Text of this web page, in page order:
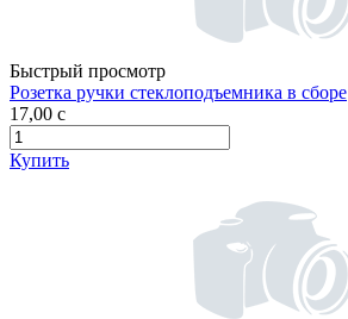
Быстрый просмотр
Розетка ручки стеклоподъемника в сборе
17,00 c
Купить